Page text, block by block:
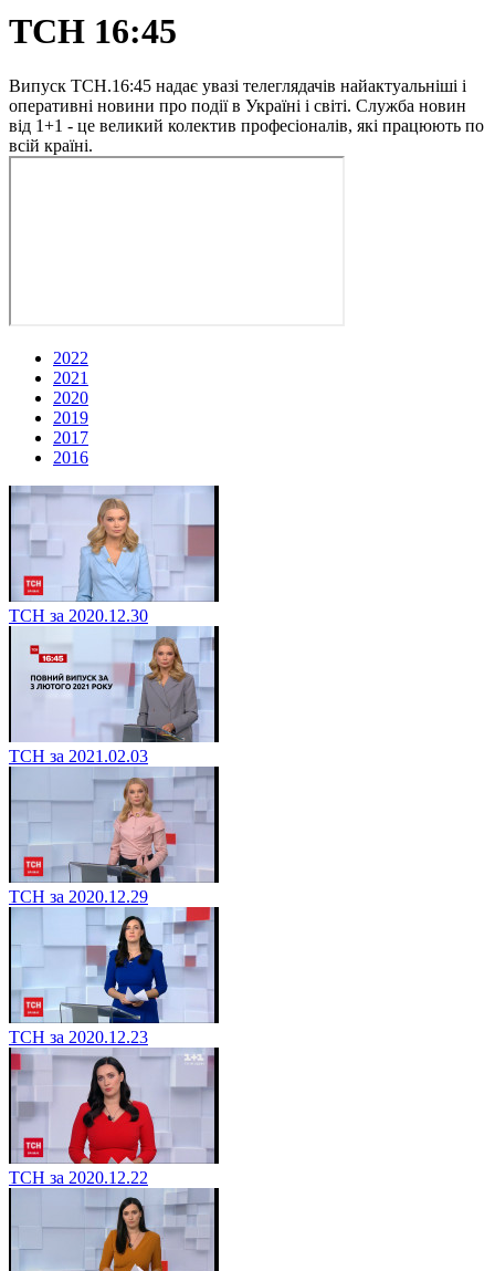
ТСН 16:45
Випуск ТСН.16:45 надає увазі телеглядачів найактуальніші і
оперативні новини про події в Україні і світі. Служба новин
від 1+1 - це великий колектив професіоналів, які працюють по
всій країні.
2022
2021
2020
2019
2017
2016
ТСН за 2020.12.30
ТСН за 2021.02.03
ТСН за 2020.12.29
ТСН за 2020.12.23
ТСН за 2020.12.22